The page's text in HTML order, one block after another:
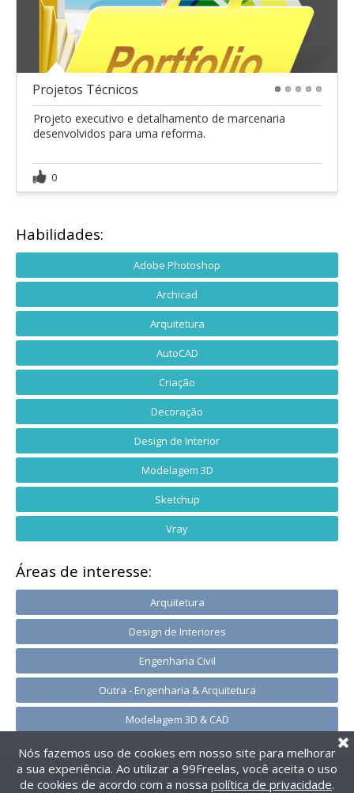
Projetos Técnicos
Projeto executivo e detalhamento de marcenaria
desenvolvidos para uma reforma.
0
Habilidades:
Adobe Photoshop
Archicad
Arquitetura
AutoCAD
Criação
Decoração
Design de Interior
Modelagem 3D
Sketchup
Vray
Áreas de interesse:
Arquitetura
Design de Interiores
Engenharia Civil
Outra - Engenharia & Arquitetura
Modelagem 3D & CAD
@2014-2026 99Freelas. Todos os direitos reservados.
Termos de uso| Política de privacidade
Nós fazemos uso de cookies em nosso site para melhorar
a sua experiência. Ao utilizar a 99Freelas, você aceita o uso
de cookies de acordo com a nossa política de privacidade.